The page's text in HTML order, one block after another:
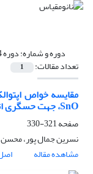
دوره و شماره:دوره 4، شماره 4، زمستان 1396
تعداد مقالات: 1
،SnO جهت حسگری اتانول
صفحه321-330
نسرین جمال پور،
مشاهده مقاله